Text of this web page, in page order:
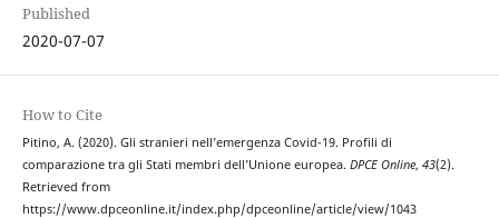
Published
2020-07-07
How to Cite
Pitino, A. (2020). Gli stranieri nell’emergenza Covid-19. Profili di
comparazione tra gli Stati membri dell’Unione europea. DPCE Online, 43(2).
Retrieved from
https://www.dpceonline.it/index.php/dpceonline/article/view/1043